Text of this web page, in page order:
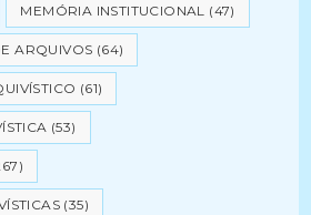
MEMÓRIA INSTITUCIONAL (47)
ARQUIVOS (64)
(61)
(53)
(35)